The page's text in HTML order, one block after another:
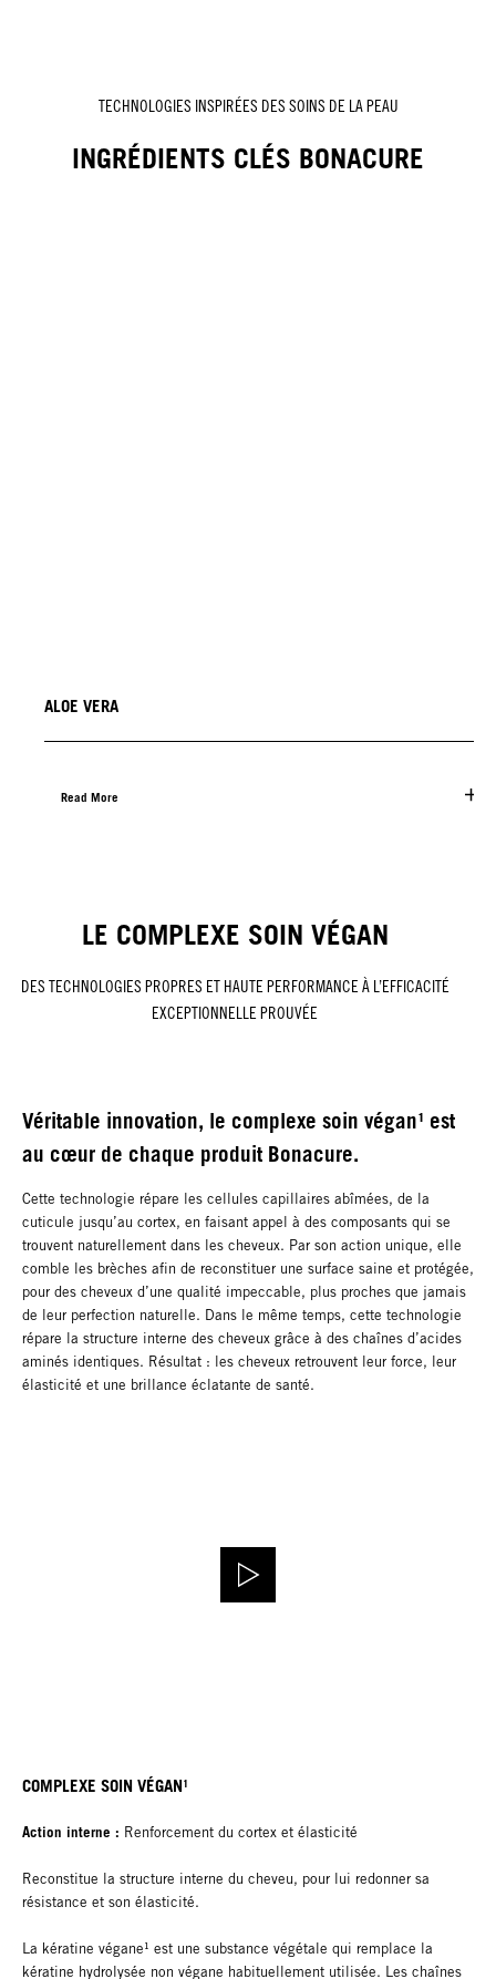
TECHNOLOGIES INSPIRÉES DES SOINS DE LA PEAU
INGRÉDIENTS CLÉS BONACURE
ALOE VERA
Read More
LE COMPLEXE SOIN VÉGAN
DES TECHNOLOGIES PROPRES ET HAUTE PERFORMANCE À L’EFFICACITÉ
EXCEPTIONNELLE PROUVÉE
Véritable innovation, le complexe soin végan¹ est
au cœur de chaque produit Bonacure.
Cette technologie répare les cellules capillaires abîmées, de la
cuticule jusqu’au cortex, en faisant appel à des composants qui se
trouvent naturellement dans les cheveux. Par son action unique, elle
comble les brèches afin de reconstituer une surface saine et protégée,
pour des cheveux d’une qualité impeccable, plus proches que jamais
de leur perfection naturelle. Dans le même temps, cette technologie
répare la structure interne des cheveux grâce à des chaînes d’acides
aminés identiques. Résultat : les cheveux retrouvent leur force, leur
élasticité et une brillance éclatante de santé.
COMPLEXE SOIN VÉGAN¹
Action interne : Renforcement du cortex et élasticité
Reconstitue la structure interne du cheveu, pour lui redonner sa
résistance et son élasticité.
La kératine végane¹ est une substance végétale qui remplace la
kératine hydrolysée non végane habituellement utilisée. Les chaînes